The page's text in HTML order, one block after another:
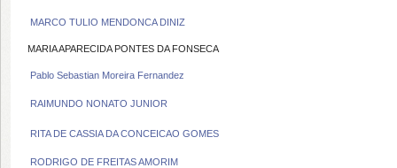
MARCO TULIO MENDONCA DINIZ
MARIA APARECIDA PONTES DA FONSECA
Pablo Sebastian Moreira Fernandez
RAIMUNDO NONATO JUNIOR
RITA DE CASSIA DA CONCEICAO GOMES
RODRIGO DE FREITAS AMORIM